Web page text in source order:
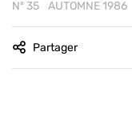
Nº 35 AUTOMNE 1986
Partager